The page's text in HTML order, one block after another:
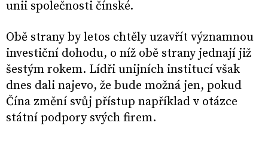
unii společnosti čínské.
Obě strany by letos chtěly uzavřít významnou
investiční dohodu, o níž obě strany jednají již
šestým rokem. Lídři unijních institucí však
dnes dali najevo, že bude možná jen, pokud
Čína změní svůj přístup například v otázce
státní podpory svých firem.